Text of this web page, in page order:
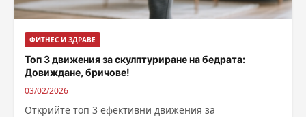
ФИТНЕС И ЗДРАВЕ
Топ 3 движения за скулптуриране на бедрата:
Довиждане, бричове!
03/02/2026
Открийте топ 3 ефективни движения за